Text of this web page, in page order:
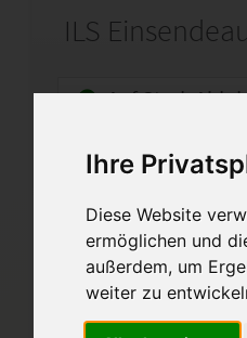
Ihre
Diese Website
ermöglichen und
außerdem, um
weiter zu
ILS
Auf
Startseite Abitur und